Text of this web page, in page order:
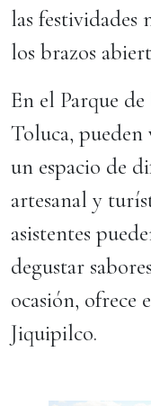
las festividades
los brazos
En el Parque de
Toluca,
un espacio de
artesanal y
asistentes
degustar
ocasión, ofrece
Jiquipilco.